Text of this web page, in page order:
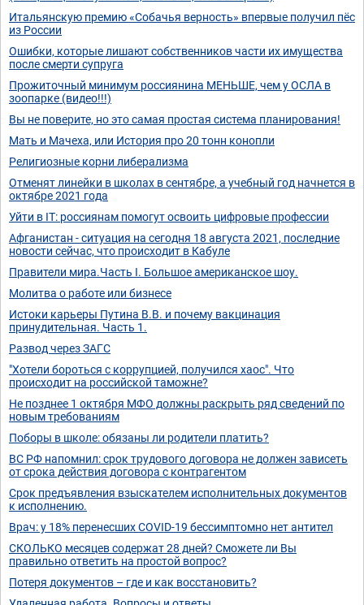
Итальянскую премию «Собачья верность» впервые получил пёс
из России
Ошибки, которые лишают собственников части их имущества
после смерти супруга
Прожиточный минимум россиянина МЕНЬШЕ, чем у ОСЛА в
зоопарке (видео!!!)
Вы не поверите, но это самая простая система планирования!
Мать и Мачеха, или История про 20 тонн конопли
Религиозные корни либерализма
Отменят линейки в школах в сентябре, а учебный год начнется в
октябре 2021 года
Уйти в IT: россиянам помогут освоить цифровые профессии
Афганистан - ситуация на сегодня 18 августа 2021, последние
новости сейчас, что происходит в Кабуле
Правители мира.Часть I. Большое американское шоу.
Молитва о работе или бизнесе
Истоки карьеры Путина В.В. и почему вакцинация
принудительная. Часть 1.
Развод через ЗАГС
"Хотели бороться с коррупцией, получился хаос". Что
происходит на российской таможне?
Не позднее 1 октября МФО должны раскрыть ряд сведений по
новым требованиям
Поборы в школе: обязаны ли родители платить?
ВС РФ напомнил: срок трудового договора не должен зависеть
от срока действия договора с контрагентом
Срок предъявления взыскателем исполнительных документов
к исполнению.
Врач: у 18% перенесших COVID-19 бессимптомно нет антител
СКОЛЬКО месяцев содержат 28 дней? Сможете ли Вы
правильно ответить на простой вопрос?
Потеря документов – где и как восстановить?